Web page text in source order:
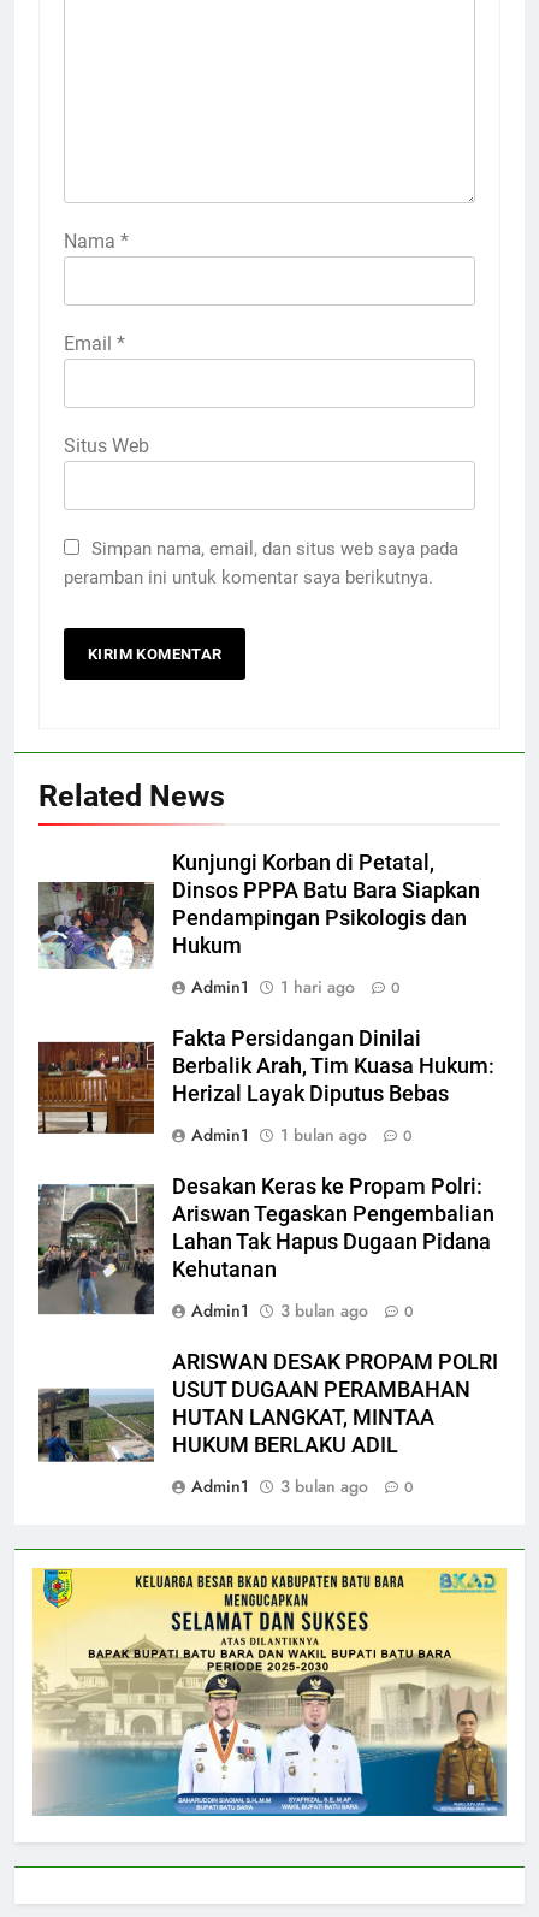
Nama *
Email *
Situs Web
Simpan nama, email, dan situs web saya pada
peramban ini untuk komentar saya berikutnya.
Related News
Kunjungi Korban di Petatal,
Dinsos PPPA Batu Bara Siapkan
Pendampingan Psikologis dan
Hukum
Admin1
1 hari ago 0
Fakta Persidangan Dinilai
Berbalik Arah, Tim Kuasa Hukum:
Herizal Layak Diputus Bebas
Admin1
1 bulan ago 0
Desakan Keras ke Propam Polri:
Ariswan Tegaskan Pengembalian
Lahan Tak Hapus Dugaan Pidana
Kehutanan
Admin1
3 bulan ago 0
ARISWAN DESAK PROPAM POLRI
USUT DUGAAN PERAMBAHAN
HUTAN LANGKAT, MINTAA
HUKUM BERLAKU ADIL
Admin1
3 bulan ago 0